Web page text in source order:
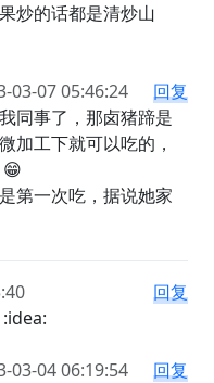
炒的话都是清炒山
03-07 05:46:24
回复
同事了，那卤猪蹄是
加工下就可以吃的，
第一次吃，据说她家
回复
03-04 06:19:54
回复